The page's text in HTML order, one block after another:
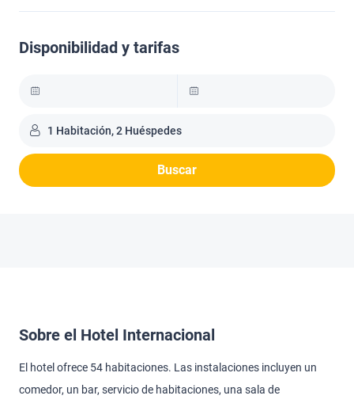
Disponibilidad y tarifas
1 Habitación, 2 Huéspedes
Buscar
Sobre el Hotel Internacional
El hotel ofrece 54 habitaciones. Las instalaciones incluyen un
comedor, un bar, servicio de habitaciones, una sala de